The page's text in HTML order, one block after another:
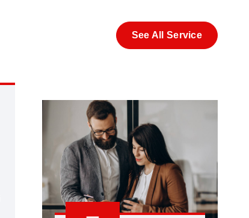
See All Service